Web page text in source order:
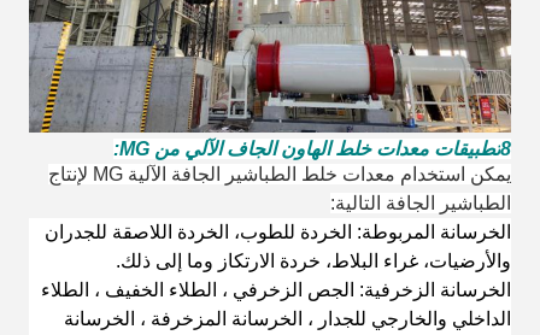
8تطبيقات معدات خلط الهاون الجاف الآلي من MG:
يمكن استخدام معدات خلط الطباشير الجافة الآلية MG لإنتاج
الطباشير الجافة التالية:
الخرسانة المربوطة: الخردة للطوب، الخردة اللاصقة للجدران
والأرضيات، غراء البلاط، خردة الارتكاز وما إلى ذلك.
الخرسانة الزخرفية: الجص الزخرفي ، الطلاء الخفيف ، الطلاء
الداخلي والخارجي للجدار ، الخرسانة المزخرفة ، الخرسانة